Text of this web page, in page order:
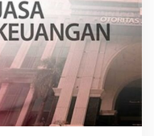
S
y
a
r
i
a
h
T
u